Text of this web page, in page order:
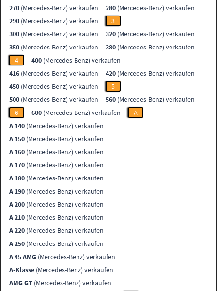
270 (Mercedes-Benz) verkaufen 280 (Mercedes-Benz) verkaufen
290 (Mercedes-Benz) verkaufen
3
300 (Mercedes-Benz) verkaufen 320 (Mercedes-Benz) verkaufen
350 (Mercedes-Benz) verkaufen 380 (Mercedes-Benz) verkaufen
4
400 (Mercedes-Benz) verkaufen
416 (Mercedes-Benz) verkaufen 420 (Mercedes-Benz) verkaufen
450 (Mercedes-Benz) verkaufen
5
500 (Mercedes-Benz) verkaufen 560 (Mercedes-Benz) verkaufen
6
600 (Mercedes-Benz) verkaufen
A
A 140 (Mercedes-Benz) verkaufen
A 150 (Mercedes-Benz) verkaufen
A 160 (Mercedes-Benz) verkaufen
A 170 (Mercedes-Benz) verkaufen
A 180 (Mercedes-Benz) verkaufen
A 190 (Mercedes-Benz) verkaufen
A 200 (Mercedes-Benz) verkaufen
A 210 (Mercedes-Benz) verkaufen
A 220 (Mercedes-Benz) verkaufen
A 250 (Mercedes-Benz) verkaufen
A 45 AMG (Mercedes-Benz) verkaufen
A-Klasse (Mercedes-Benz) verkaufen
AMG GT (Mercedes-Benz) verkaufen